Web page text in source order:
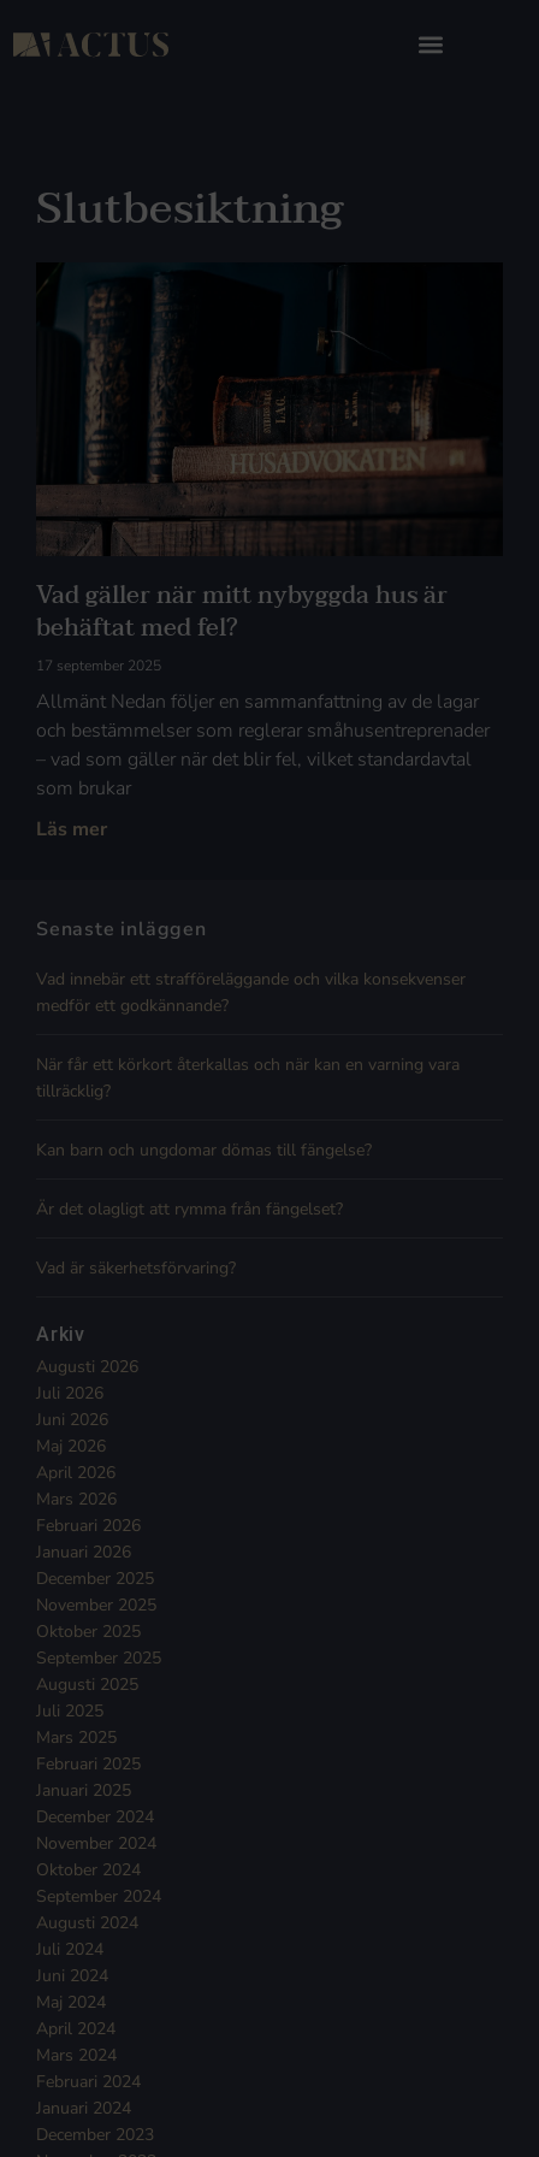
Slutbesiktning
Vad gäller när mitt nybyggda hus är
behäftat med fel?
17 september 2025
Allmänt Nedan följer en sammanfattning av de lagar
och bestämmelser som reglerar småhusentreprenader
– vad som gäller när det blir fel, vilket standardavtal
som brukar
Läs mer
Senaste inläggen
Vad innebär ett strafföreläggande och vilka konsekvenser
medför ett godkännande?
När får ett körkort återkallas och när kan en varning vara
tillräcklig?
Kan barn och ungdomar dömas till fängelse?
Är det olagligt att rymma från fängelset?
Vad är säkerhetsförvaring?
Arkiv
Augusti 2026
Juli 2026
Juni 2026
Maj 2026
April 2026
Mars 2026
Februari 2026
Januari 2026
December 2025
November 2025
Oktober 2025
September 2025
Augusti 2025
Juli 2025
Mars 2025
Februari 2025
Januari 2025
December 2024
November 2024
Oktober 2024
September 2024
Augusti 2024
Juli 2024
Juni 2024
Maj 2024
April 2024
Mars 2024
Februari 2024
Januari 2024
December 2023